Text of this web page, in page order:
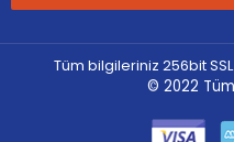
Tüm bilgileriniz 256bit
© 2022